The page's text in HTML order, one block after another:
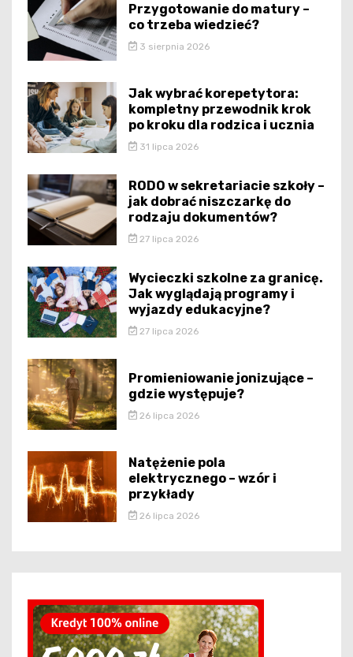
Przygotowanie do matury –
co trzeba wiedzieć?
3 sierpnia 2026
Jak wybrać korepetytora:
kompletny przewodnik krok
po kroku dla rodzica i ucznia
31 lipca 2026
RODO w sekretariacie szkoły –
jak dobrać niszczarkę do
rodzaju dokumentów?
27 lipca 2026
Wycieczki szkolne za granicę.
Jak wyglądają programy i
wyjazdy edukacyjne?
27 lipca 2026
Promieniowanie jonizujące –
gdzie występuje?
26 lipca 2026
Natężenie pola
elektrycznego – wzór i
przykłady
26 lipca 2026